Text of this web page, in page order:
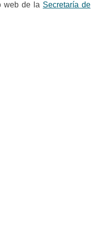
web de la Secretaría de